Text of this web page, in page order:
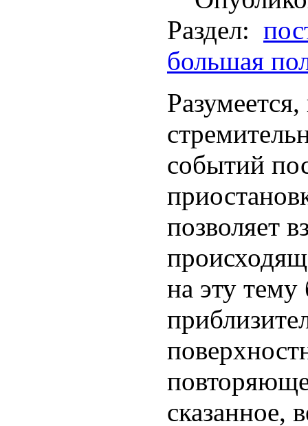
Раздел:
большая
событий
позволяет
на эту тему
сказанное,